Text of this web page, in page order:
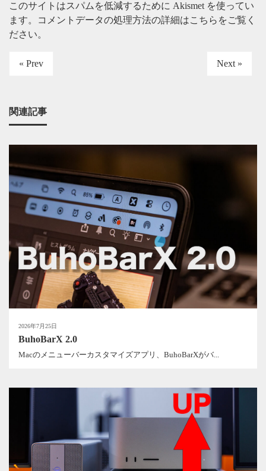
このサイトはスパムを低減するために Akismet を使ってい
ます。
コメントデータの処理方法の詳細はこちらをご覧く
ださい。
« Prev Next »
関連記事
2026年7月25日
BuhoBarX 2.0
Macのメニューバーカスタマイズアプリ、BuhoBarXがバ...